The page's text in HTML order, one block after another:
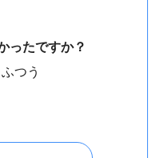
ったですか？
つう